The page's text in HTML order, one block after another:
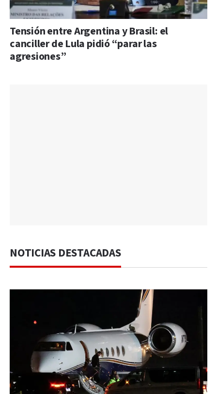
Tensión entre Argentina y Brasil: el
canciller de Lula pidió “parar las
agresiones”
NOTICIAS DESTACADAS